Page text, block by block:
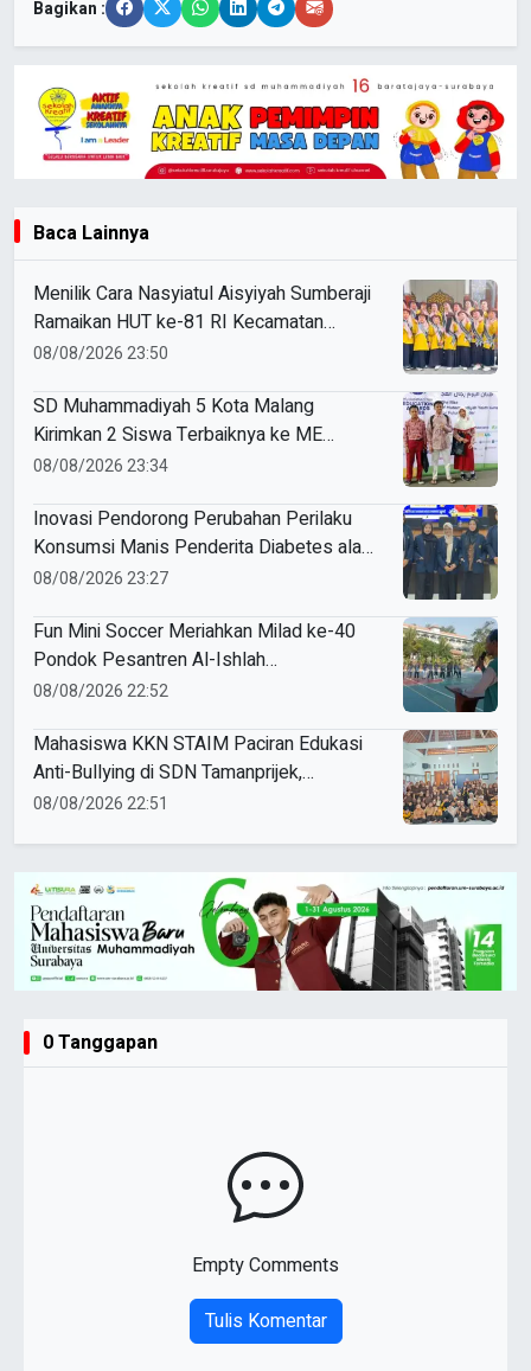
Bagikan :
Baca Lainnya
Menilik Cara Nasyiatul Aisyiyah Sumberaji
Ramaikan HUT ke-81 RI Kecamatan
Sukodadi
08/08/2026 23:50
SD Muhammadiyah 5 Kota Malang
Kirimkan 2 Siswa Terbaiknya ke ME
Award 2026
08/08/2026 23:34
Inovasi Pendorong Perubahan Perilaku
Konsumsi Manis Penderita Diabetes ala
Mahasiswa Unesa
08/08/2026 23:27
Fun Mini Soccer Meriahkan Milad ke-40
Pondok Pesantren Al-Ishlah
Sendangagung
08/08/2026 22:52
Mahasiswa KKN STAIM Paciran Edukasi
Anti-Bullying di SDN Tamanprijek,
Tanamkan Empati Sejak Dini
08/08/2026 22:51
0 Tanggapan
Empty Comments
Tulis Komentar